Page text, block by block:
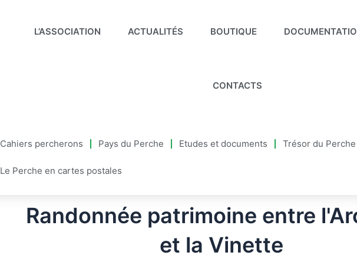
L’ASSOCIATION ACTUALITÉS BOUTIQUE
CONTACTS
Cahiers percherons Pays du Perche Etudes et documents Trésor du Perche
Le Perche en cartes postales
Randonnée patrimoine entre
et la Vinette